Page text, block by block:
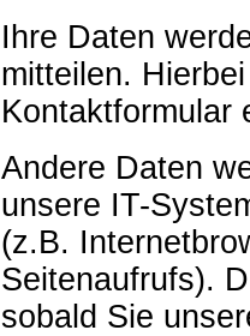
Ihre Daten
mitteilen.
Kontaktformular
Andere Daten
unsere IT-
(z.B.
Seitenaufrufs).
sobald Sie